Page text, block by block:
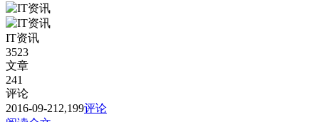
IT资讯
3523
文章
241
评论
2016-09-21 2,199评论